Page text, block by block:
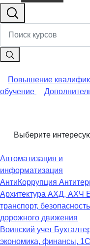
Повышение
обучение
Выберите
Автоматизация и
информатизация
АнтиКоррупция
Архитектура АХД, АХЧ
транспорт, безопасность
дорожного движения
Воинский учет
экономика, финансы, 1С